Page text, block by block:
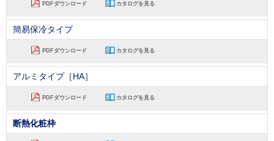
PDFダウンロード カタログを見る
簡易保冷タイプ
PDFダウンロード カタログを見る
アルミタイプ［HA］
PDFダウンロード カタログを見る
断熱化粧枠